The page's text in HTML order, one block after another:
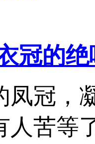
冠的绝
凤冠，
人苦等